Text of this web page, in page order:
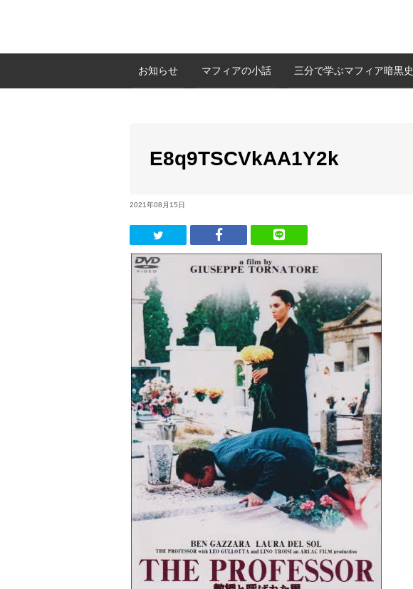
お知らせ マフィアの小話 三分で学ぶマフィア暗黒史
E8q9TSCVkAA1Y2k
2021年08月15日